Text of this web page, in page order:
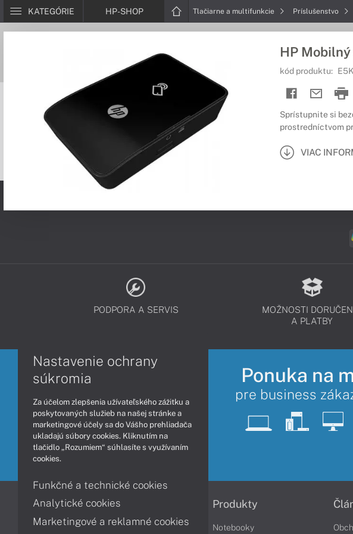
KATEGÓRIE HP-SHOP Tlačiarne a multifunkcie Príslušenstvo
HP
kód produktu:
Sprístupnite si
prostredníctvom
VIAC
PODPORA A SERVIS
MOŽNOSTI
A PLATBY
Ponuka na
pre business
Informácie
Obchodné podmienky
Produkty
Notebooky
Nastavenie ochrany
súkromia
Za účelom zlepšenia užívateľského zážitku a
poskytovaných služieb na našej stránke a
marketingové účely sa do Vášho prehliadača
ukladajú súbory cookies. Kliknutím na
tlačidlo „Rozumiem“ súhlasíte s využívaním
cookies.
Funkčné a technické cookies
Analytické cookies
Marketingové a reklamné cookies